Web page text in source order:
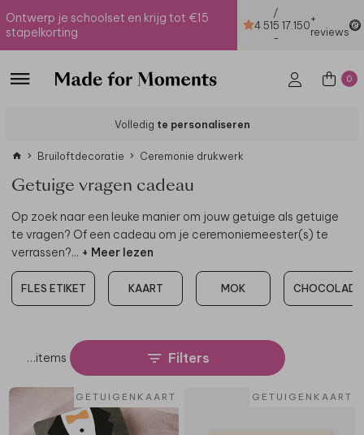
Ontwerp je schoolset en krijg tot €15
stapelkorting
4.51
/
5
-
17.150+
reviews
0
Volledig te personaliseren
Bruiloftdecoratie Ceremonie drukwerk
Getuige vragen cadeau
Op zoek naar een leuke manier om jouw getuige als getuige
te vragen? Of een cadeau om je ceremoniemeester(s) te
verrassen?... + Meer lezen
FLES ETIKET KAART MOK CHOCOLADE
…items Filters
GETUIGENKAART GETUIGENKAART